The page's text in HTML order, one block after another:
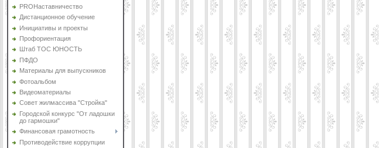
PROНаставничество
Дистанционное обучение
Инициативы и проекты
Профориентация
Штаб ТОС ЮНОСТЬ
ПФДО
Материалы для выпускников
Фотоальбом
Видеоматериалы
Совет жилмассива "Стройка"
Городской конкурс "От ладошки
до гармошки"
Финансовая грамотность
Противодействие коррупции